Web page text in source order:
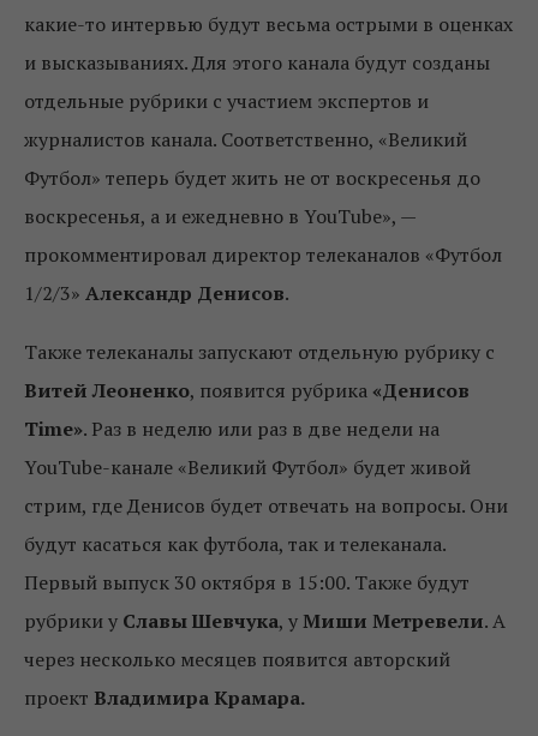
какие-то интервью будут весьма острыми в оценках
и высказываниях. Для этого канала будут созданы
отдельные рубрики с участием экспертов и
журналистов канала. Соответственно, «Великий
Футбол» теперь будет жить не от воскресенья до
воскресенья, а и ежедневно в YouTube», —
прокомментировал директор телеканалов «Футбол
1/2/3» Александр Денисов.
Также телеканалы запускают отдельную рубрику с
Витей Леоненко, появится рубрика «Денисов
Time». Раз в неделю или раз в две недели на
YouTube-канале «Великий Футбол» будет живой
стрим, где Денисов будет отвечать на вопросы. Они
будут касаться как футбола, так и телеканала.
Первый выпуск 30 октября в 15:00. Также будут
рубрики у Славы Шевчука, уМиши Метревели. А
через несколько месяцев появится авторский
проект Владимира Крамара.